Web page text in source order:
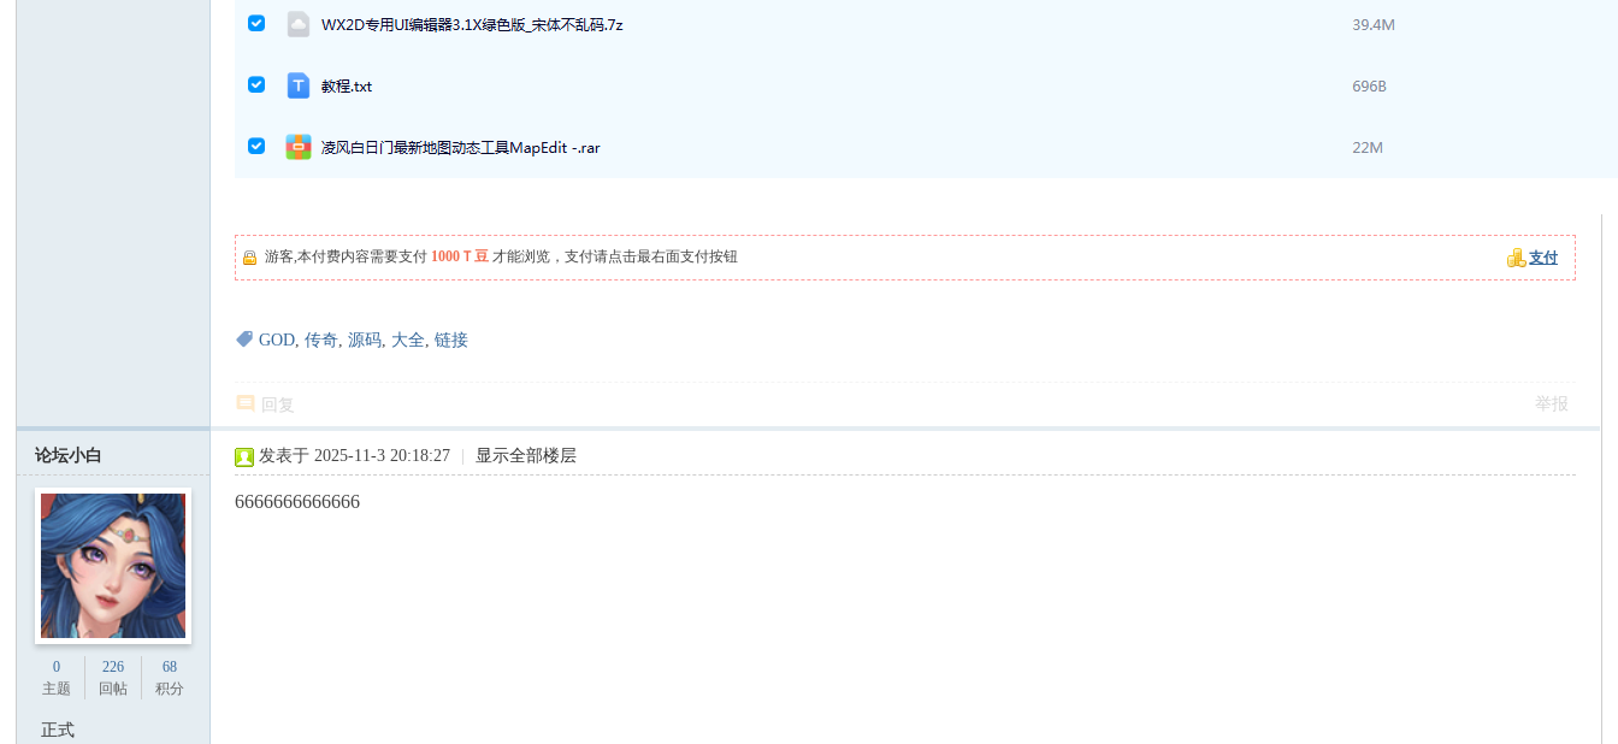
游客,本付费内容需要支付 1000Ｔ豆 才能浏览，支付请点击最右面支付按钮 支付
GOD,传奇,源码, 大全,链接
回复 举报
论坛小白
0
主题
226
回帖
68
积分
正式
发表于 2025-11-3 20:18:27 显示全部楼层
6666666666666